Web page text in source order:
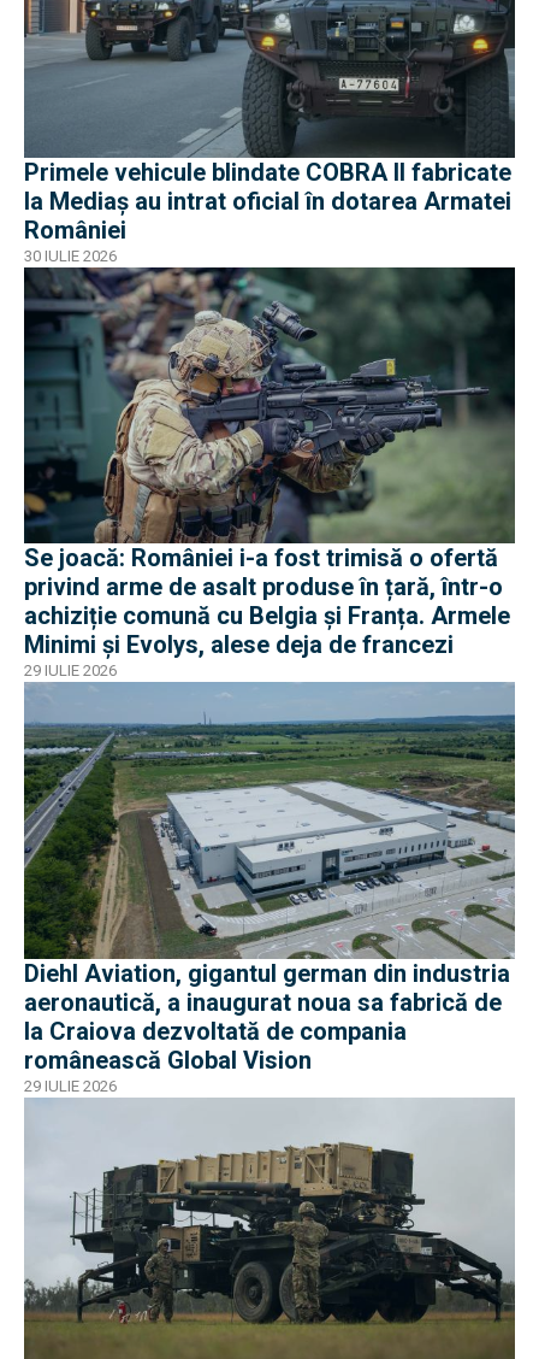
Primele vehicule blindate COBRA II fabricate
la Mediaș au intrat oficial în dotarea Armatei
României
30 IULIE 2026
Se joacă: României i-a fost trimisă o ofertă
privind arme de asalt produse în țară, într-o
achiziție comună cu Belgia și Franța. Armele
Minimi și Evolys, alese deja de francezi
29 IULIE 2026
Diehl Aviation, gigantul german din industria
aeronautică, a inaugurat noua sa fabrică de
la Craiova dezvoltată de compania
românească Global Vision
29 IULIE 2026